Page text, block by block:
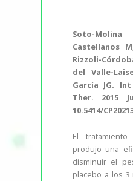
Soto-
Castellanos
Rizzoli-
del Valle-
García JG.
Ther. 2015
10.5414/
El
produjo una
disminuir el
placebo a los 3